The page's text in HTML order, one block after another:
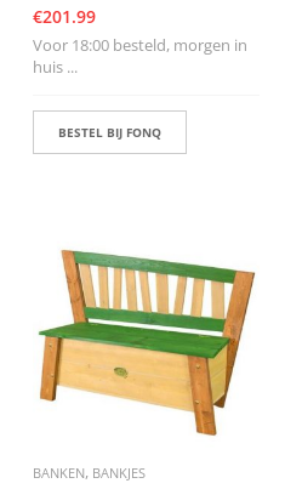
€201.99
Voor 18:00 besteld, morgen in
huis ...
BESTEL BIJ FONQ
BANKEN, BANKJES